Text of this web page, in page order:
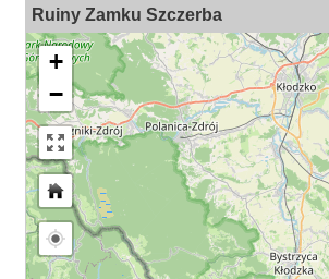
Ruiny Zamku Szczerba
+
−